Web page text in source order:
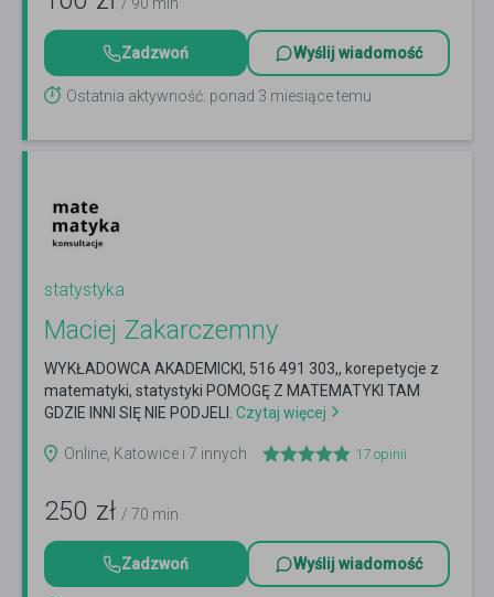
/ 90 min
Zadzwoń Wyślij wiadomość
Ostatnia aktywność: ponad 3 miesiące temu
statystyka
Maciej Zakarczemny
WYKŁADOWCA AKADEMICKI, 516 491 303,, korepetycje z
matematyki, statystyki POMOGĘ Z MATEMATYKI TAM
GDZIE INNI SIĘ NIE PODJELI. Czytaj więcej
Online, Katowice i 7 innych 17 opinii
250 zł / 70 min
Zadzwoń Wyślij wiadomość